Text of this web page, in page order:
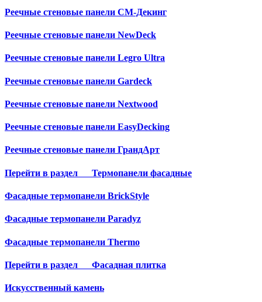
Реечные стеновые панели СМ-Декинг
Реечные стеновые панели NewDeck
Реечные стеновые панели Legro Ultra
Реечные стеновые панели Gardeck
Реечные стеновые панели Nextwood
Реечные стеновые панели EasyDecking
Реечные стеновые панели ГрандАрт
Перейти в раздел Термопанели фасадные
Фасадные термопанели BrickStyle
Фасадные термопанели Paradyz
Фасадные термопанели Thermo
Перейти в раздел Фасадная плитка
Искусственный камень